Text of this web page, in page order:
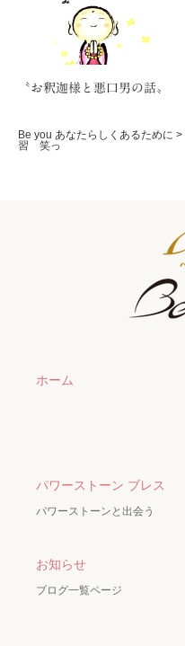
〝お釈迦様と悪口男の話〟
Be you あなたらしくあるために >
習 笑っ
ホーム
パワーストーン ブレス
パワーストーンと出会う
お知らせ
ブログ一覧ページ